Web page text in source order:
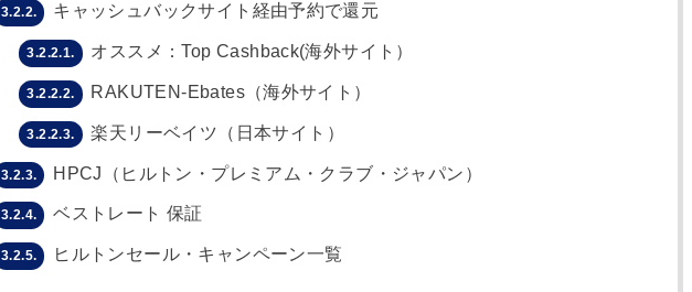
3.2.2. キャッシュバックサイト経由予約で還元
3.2.2.1. オススメ：Top Cashback(海外サイト）
3.2.2.2. RAKUTEN-Ebates（海外サイト）
3.2.2.3. 楽天リーベイツ（日本サイト）
3.2.3. HPCJ（ヒルトン・プレミアム・クラブ・ジャパン）
3.2.4. ベストレート 保証
3.2.5. ヒルトンセール・キャンペーン一覧